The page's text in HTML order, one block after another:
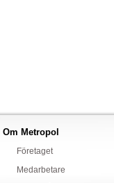
Om Metropol
Företaget
Medarbetare